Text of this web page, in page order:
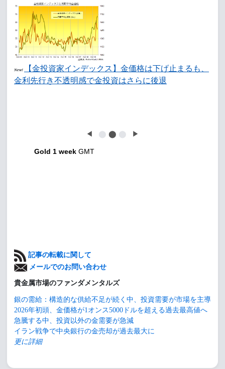
New!
【金投資家インデックス】金価格は下げ止まるも、
金利先行き不透明感で金投資はさらに後退
◀ ⬤ ⬤ ⬤ ▶
Gold 1 week GMT
記事の転載に関して
メールでのお問い合わせ
貴金属市場のファンダメンタルズ
銀の需給：構造的な供給不足が続く中、投資需要が市場を主導
2026年初頭、金価格が1オンス5000ドルを超える過去最高値へ
急騰する中、投資以外の金需要が急減
イラン戦争で中央銀行の金売却が過去最大に
更に詳細